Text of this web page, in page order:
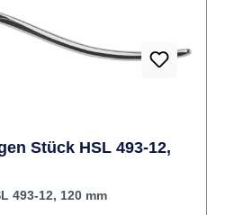
Stück HSL 493-12,
493-12, 120 mm